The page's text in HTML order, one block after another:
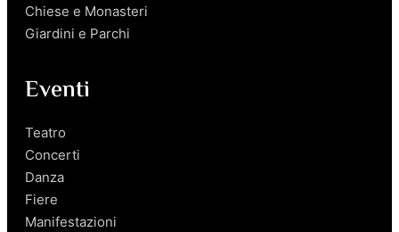
Chiese e Monasteri
Giardini e Parchi
Eventi
Teatro
Concerti
Danza
Fiere
Manifestazioni